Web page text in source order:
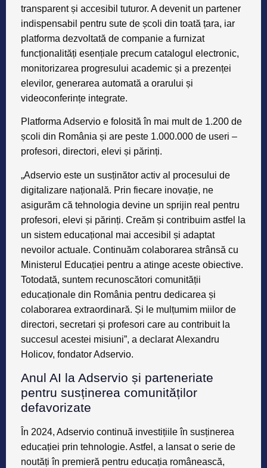
transparent și accesibil tuturor. A devenit un partener
indispensabil pentru sute de școli din toată țara, iar
platforma dezvoltată de companie a furnizat
funcționalități esențiale precum catalogul electronic,
monitorizarea progresului academic și a prezenței
elevilor, generarea automată a orarului și
videoconferințe integrate.
Platforma Adservio e folosită în mai mult de 1.200 de
școli din România și are peste 1.000.000 de useri –
profesori, directori, elevi și părinți.
„Adservio este un susținător activ al procesului de
digitalizare națională. Prin fiecare inovație, ne
asigurăm că tehnologia devine un sprijin real pentru
profesori, elevi și părinți. Creăm și contribuim astfel la
un sistem educațional mai accesibil și adaptat
nevoilor actuale. Continuăm colaborarea strânsă cu
Ministerul Educației pentru a atinge aceste obiective.
Totodată, suntem recunoscători comunității
educaționale din România pentru dedicarea și
colaborarea extraordinară. Și le mulțumim miilor de
directori, secretari și profesori care au contribuit la
succesul acestei misiuni”, a declaratAlexandru
Holicov, fondator Adservio.
Anul AI la Adservio și parteneriate
pentru susținerea comunităților
defavorizate
În 2024, Adservio continuă investițiile în susținerea
educației prin tehnologie. Astfel, a lansat o serie de
noutăți în premieră pentru educația românească,